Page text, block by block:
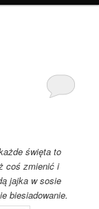
święta to
coś zmienić i
jajka w sosie
biesiadowanie.